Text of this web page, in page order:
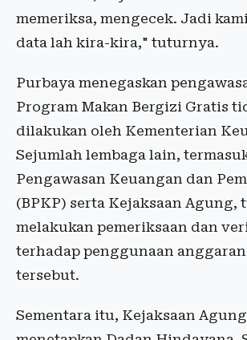
memeriksa, mengecek. Jadi
data lah kira-kira," tuturnya.
Purbaya menegaskan
Program Makan Bergizi Gratis
dilakukan oleh Kementerian
Sejumlah lembaga lain,
Pengawasan Keuangan dan
(BPKP) serta Kejaksaan Agung,
melakukan pemeriksaan dan
terhadap penggunaan
tersebut.
Sementara itu, Kejaksaan